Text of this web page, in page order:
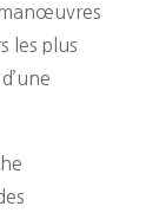
les plus